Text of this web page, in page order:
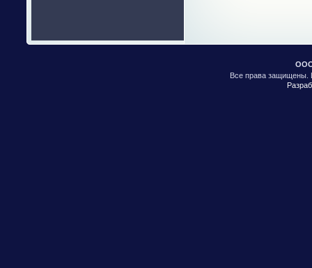
ООО
Все права защищены.